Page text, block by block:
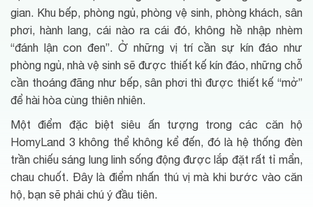
gian. Khu bếp, phòng ngủ, phòng vệ sinh, phòng khách, sân
phơi, hành lang, cái nào ra cái đó, không hề nhập nhèm
“đánh lận con đen”. Ở những vị trí cần sự kín đáo như
phòng ngủ, nhà vệ sinh sẽ được thiết kế kín đáo, những chỗ
cần thoáng đãng như bếp, sân phơi thì được thiết kế “mở”
để hài hòa cùng thiên nhiên.
Một điểm đặc biệt siêu ấn tượng trong các căn hộ
HomyLand 3 không thể không kể đến, đó là hệ thống đèn
trần chiếu sáng lung linh sống động được lắp đặt rất tỉ mẩn,
chau chuốt. Đây là điểm nhấn thú vị mà khi bước vào căn
hộ, bạn sẽ phải chú ý đầu tiên.